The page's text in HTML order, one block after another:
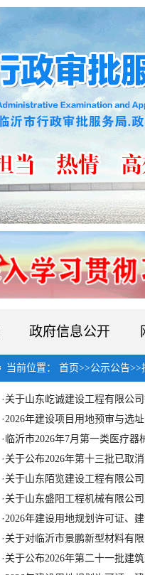
政府信息公开
当前位置： 首页>>公示公告>>
· 关于山东屹诚建设工程有限公
·2026年建设项目用地预审与选
· 临沂市2026年7月第一类医疗器
· 关于公布2026年第十三批已取
· 关于山东陌览建设工程有限公
· 关于山东盛阳工程机械有限公
·2026年建设用地规划许可证、
· 关于对临沂市景鹏新型材料有
· 关于公布2026年第二十一批建